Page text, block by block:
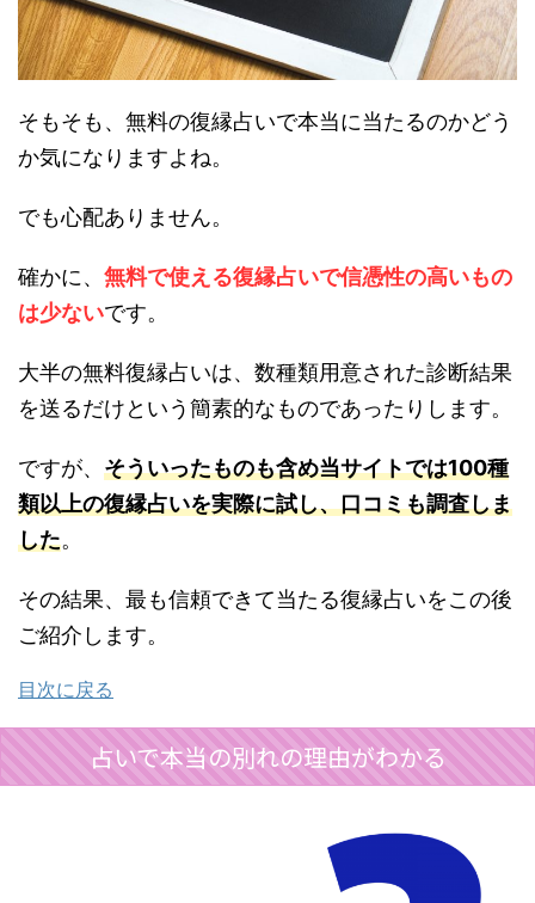
そもそも、無料の復縁占いで本当に当たるのかどう
か気になりますよね。
でも心配ありません。
確かに、 無料で使える復縁占いで信憑性の高いもの
は少ないです。
大半の無料復縁占いは、数種類用意された診断結果
を送るだけという簡素的なものであったりします。
ですが、 そういったものも含め当サイトでは100種
類以上の復縁占いを実際に試し、口コミも調査しま
した。
その結果、最も信頼できて当たる復縁占いをこの後
ご紹介します。
目次に戻る
占いで本当の別れの理由がわかる